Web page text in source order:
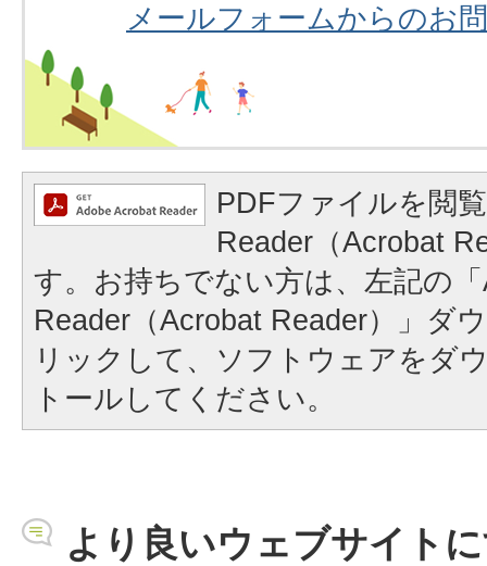
メールフォームからのお
PDFファイルを閲
Reader（Acrobat
す。お持ちでない方は、左記の
Reader（Acrobat Reader）」ダ
リックして、ソフトウェアをダ
トールしてください。
より良いウェブサイト